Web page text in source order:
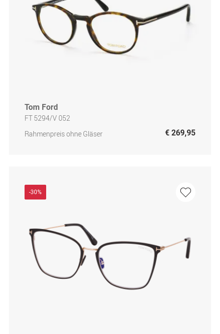
Tom Ford
FT 5294/V 052
Rahmenpreis ohne Gläser
€ 269,95
-30%